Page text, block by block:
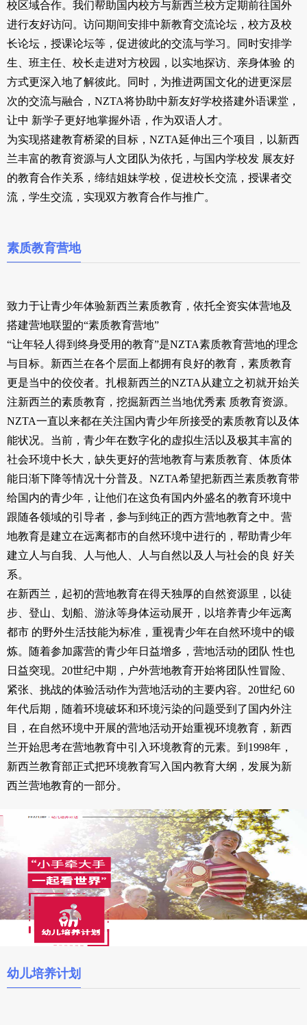
校区域合作。我们帮助国内校方与新西兰校方定期前往国外
进行友好访问。访问期间安排中新教育交流论坛，校方及校
长论坛，授课论坛等，促进彼此的交流与学习。同时安排学
生、班主任、校长走进对方校园，以实地探访、亲身体验 的
方式更深入地了解彼此。同时，为推进两国文化的进更深层
次的交流与融合，NZTA将协助中新友好学校搭建外语课堂，
让中 新学子更好地掌握外语，作为双语人才。
为实现搭建教育桥梁的目标，NZTA延伸出三个项目，以新西
兰丰富的教育资源与人文团队为依托，与国内学校发 展友好
的教育合作关系，缔结姐妹学校，促进校长交流，授课者交
流，学生交流，实现双方教育合作与推广。
素质教育营地
致力于让青少年体验新西兰素质教育，依托全资实体营地及
搭建营地联盟的“素质教育营地”
“让年轻人得到终身受用的教育”是NZTA素质教育营地的理念
与目标。新西兰在各个层面上都拥有良好的教育，素质教育
更是当中的佼佼者。扎根新西兰的NZTA从建立之初就开始关
注新西兰的素质教育，挖掘新西兰当地优秀素 质教育资源。
NZTA一直以来都在关注国内青少年所接受的素质教育以及体
能状况。当前，青少年在数字化的虚拟生活以及极其丰富的
社会环境中长大，缺失更好的营地教育与素质教育、体质体
能日渐下降等情况十分普及。NZTA希望把新西兰素质教育带
给国内的青少年，让他们在这负有国内外盛名的教育环境中
跟随各领域的引导者，参与到纯正的西方营地教育之中。营
地教育是建立在远离都市的自然环境中进行的，帮助青少年
建立人与自我、人与他人、人与自然以及人与社会的良 好关
系。
在新西兰，起初的营地教育在得天独厚的自然资源里，以徒
步、登山、划船、游泳等身体运动展开，以培养青少年远离
都市 的野外生活技能为标准，重视青少年在自然环境中的锻
炼。随着参加露营的青少年日益增多，营地活动的团队 性也
日益突现。20世纪中期，户外营地教育开始将团队性冒险、
紧张、挑战的体验活动作为营地活动的主要内容。20世纪 60
年代后期，随着环境破坏和环境污染的问题受到了国内外注
目，在自然环境中开展的营地活动开始重视环境教育，新西
兰开始思考在营地教育中引入环境教育的元素。到1998年，
新西兰教育部正式把环境教育写入国内教育大纲，发展为新
西兰营地教育的一部分。
幼儿培养计划